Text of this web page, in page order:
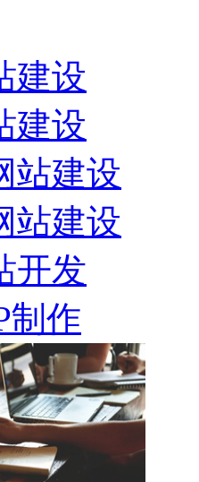
建设
建设
站建设
站建设
开发
制作